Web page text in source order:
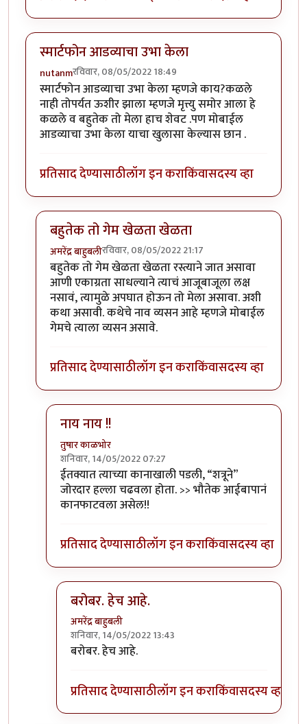
स्मार्टफोन आडव्याचा उभा केला
nutanmरविवार, 08/05/2022 18:49
स्मार्टफोन आडव्याचा उभा केला म्हणजे काय?कळले
नाही तोपर्यत ऊशीर झाला म्हणजे मृत्त्यु समोर आला हे
कळले व बहुतेक तो मेला हाच शेवट .पण मोबाईल
आडव्याचा उभा केला याचा खुलासा केल्यास छान .
प्रतिसाद देण्यासाठीलॉग इन कराकिंवासदस्य व्हा
बहुतेक तो गेम खेळता खेळता
अमरेंद्र बाहुबलीरविवार, 08/05/2022 21:17
In reply toस्मार्टफोन आडव्याचा उभा केलाbynutanm
बहुतेक तो गेम खेळता खेळता रस्त्याने जात असावा
आणी एकाग्रता साधल्याने त्याचं आजूबाजूला लक्ष
नसावं, त्यामुळे अपघात होऊन तो मेला असावा. अशी
कथा असावी. कथेचे नाव व्यसन आहे म्हणजे मोबाईल
गेमचे त्याला व्यसन असावे.
प्रतिसाद देण्यासाठीलॉग इन कराकिंवासदस्य व्हा
नाय नाय !!
तुषार काळभोर
शनिवार, 14/05/2022 07:27
In reply toबहुतेक तो गेम खेळता खेळताby
ईतक्यात त्याच्या कानाखाली पडली, “शत्रूने”
जोरदार हल्ला चढवला होता. >> भौतेक आईबापानं
कानफाटवला असेल!!
प्रतिसाद देण्यासाठीलॉग इन कराकिंवासदस्य व्हा
बरोबर. हेच आहे.
अमरेंद्र बाहुबली
शनिवार, 14/05/2022 13:43
In reply toनाय नाय !!
बरोबर. हेच आहे.
प्रतिसाद देण्यासाठीलॉग इन कराकिंवासदस्य व्हा